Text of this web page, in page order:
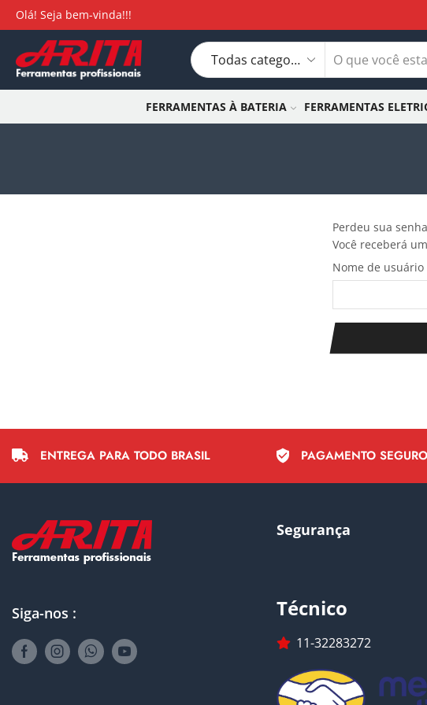
Olá! Seja bem-vinda!!!
FERRAMENTAS À BATERIA FERRAMENTAS
Perdeu sua
Você receberá
Nome de
ENTREGA PARA TODO BRASIL PAGAMENTO SEGURO
Siga-nos :
Segurança
Técnico
11-32283272